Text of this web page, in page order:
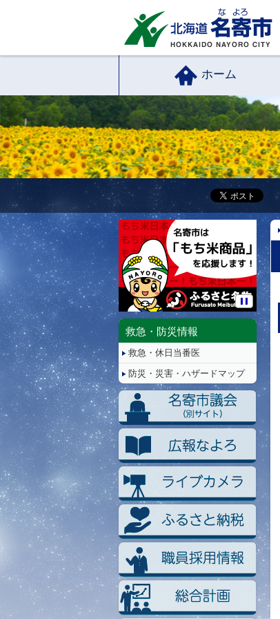
ホーム
停
再
救急・防災情報
救急・休日当番医
防災・災害・ハザードマップ